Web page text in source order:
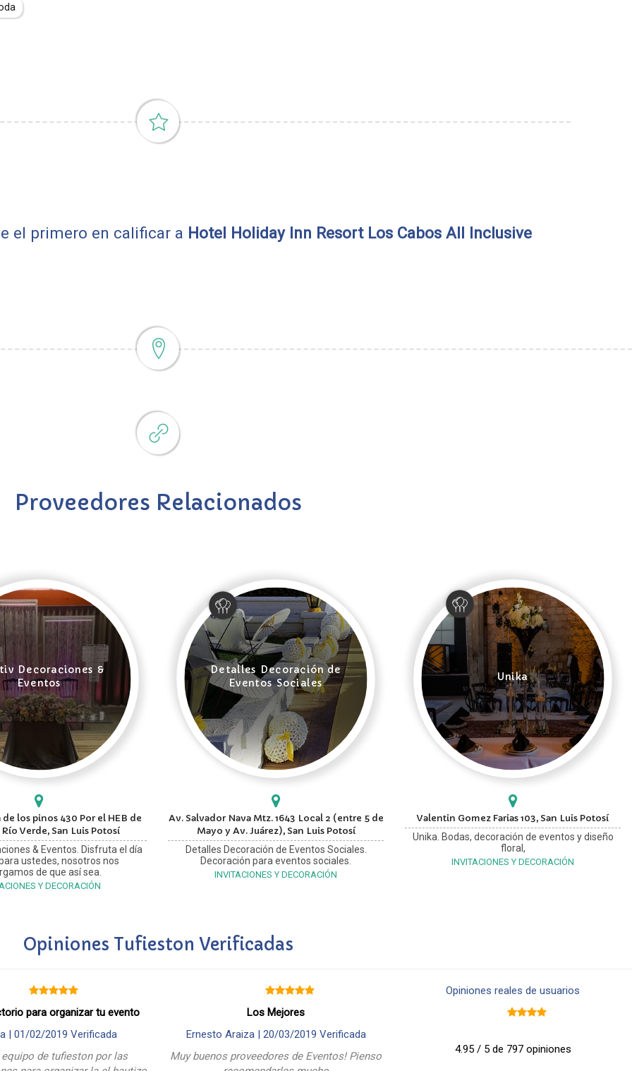
el primero en calificar a Hotel Holiday Inn Resort Los Cabos All Inclusive
Proveedores Relacionados
Decoraciones &
Eventos
los pinos 430 Por el HEB de
Río Verde, San Luis Potosí
& Eventos. Disfruta el día
ustedes, nosotros nos
de que así sea.
Y DECORACIÓN
Detalles Decoración de
Eventos Sociales
Av. Salvador Nava Mtz. 1643 Local 2 (entre 5 de
Mayo y Av. Juárez), San Luis Potosí
Detalles Decoración de Eventos Sociales.
Decoración para eventos sociales.
INVITACIONES Y DECORACIÓN
Unika
Valentin Gomez Farias 103, San Luis Potosí
Unika. Bodas, decoración de eventos y diseño
floral,
INVITACIONES Y DECORACIÓN
Opiniones Tufieston Verificadas
para organizar tu evento
| 01/02/2019 Verificada
equipo de tufieston por las
Los Mejores
Ernesto Araiza | 20/03/2019 Verificada
Muy buenos proveedores de Eventos! Pienso
Opiniones reales de usuarios
4.95 / 5 de 797 opiniones